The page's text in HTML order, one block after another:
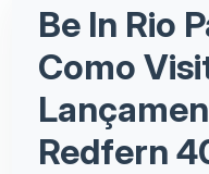
Be In Rio
Como
Redfern